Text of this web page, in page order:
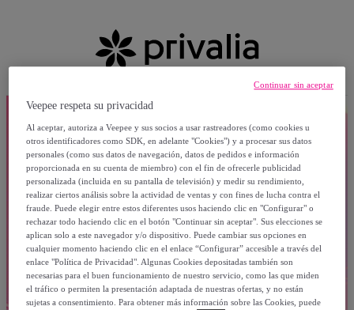
Veepee respeta su privacidad
Al aceptar, autoriza a Veepee y sus socios a usar rastreadores (como cookies u
otros identificadores como SDK, en adelante "Cookies") y a procesar sus datos
personales (como sus datos de navegación, datos de pedidos e información
proporcionada en su cuenta de miembro) con el fin de ofrecerle publicidad
personalizada (incluida en su pantalla de televisión) y medir su rendimiento,
realizar ciertos análisis sobre la actividad de ventas y con fines de lucha contra el
fraude. Puede elegir entre estos diferentes usos haciendo clic en "Configurar" o
rechazar todo haciendo clic en el botón "Continuar sin aceptar". Sus elecciones se
aplican solo a este navegador y/o dispositivo. Puede cambiar sus opciones en
cualquier momento haciendo clic en el enlace “Configurar” accesible a través del
enlace "Política de Privacidad". Algunas Cookies depositadas también son
necesarias para el buen funcionamiento de nuestro servicio, como las que miden
el tráfico o permiten la presentación adaptada de nuestras ofertas, y no están
sujetas a consentimiento. Para obtener más información sobre las Cookies, puede
Continuar sin aceptar